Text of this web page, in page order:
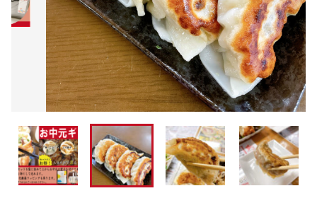
新発売！
冷凍餃子
「seira」×「土竜」コラボ商品
ラッピング
その他
在庫あり セール